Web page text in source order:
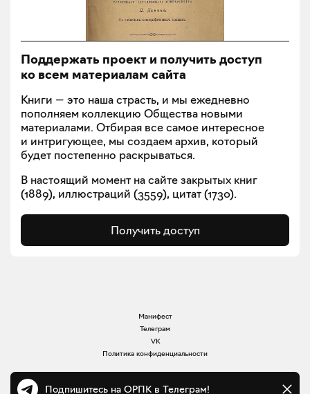
Поддержать проект и получить доступ
ко всем материалам сайта
Книги — это наша страсть, и мы ежедневно
пополняем коллекцию Общества новыми
материалами. Отбирая все самое интересное
и интригующее, мы создаем архив, который
будет постепенно раскрываться.
В настоящий момент на сайте закрытых книг
(1889), иллюстраций (3559), цитат (1730).
Получить доступ
Манифест
Телеграм
VK
Политика конфиденциальности
Подпишитесь на ОРПК в Телеграм!